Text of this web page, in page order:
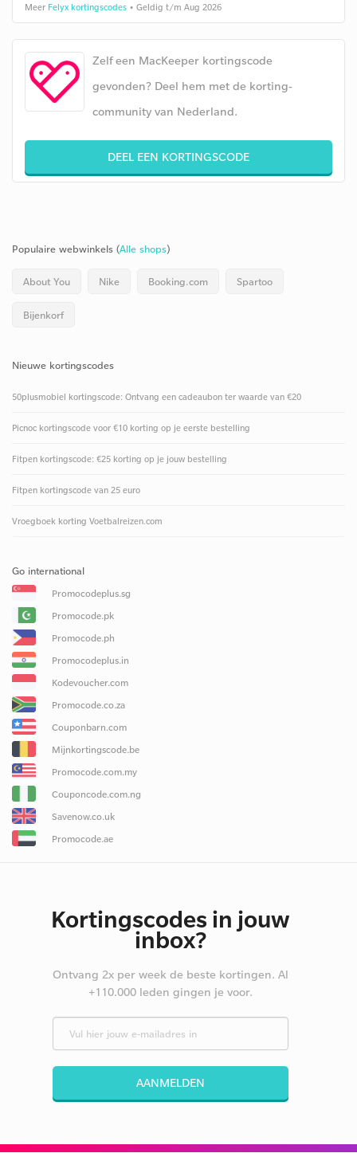
Meer Felyx kortingscodes • Geldig t/m Aug 2026
Zelf een MacKeeper kortingscode
gevonden? Deel hem met de korting-
community van Nederland.
DEEL EEN KORTINGSCODE
Populaire webwinkels (Alle shops)
About You Nike Booking.com Spartoo
Bijenkorf
Nieuwe kortingscodes
50plusmobiel kortingscode: Ontvang een cadeaubon ter waarde van €20
Picnoc kortingscode voor €10 korting op je eerste bestelling
Fitpen kortingscode: €25 korting op je jouw bestelling
Fitpen kortingscode van 25 euro
Vroegboek korting Voetbalreizen.com
Go international
Promocodeplus.sg
Promocode.pk
Promocode.ph
Promocodeplus.in
Kodevoucher.com
Promocode.co.za
Couponbarn.com
Mijnkortingscode.be
Promocode.com.my
Couponcode.com.ng
Savenow.co.uk
Promocode.ae
Kortingscodes in jouw
inbox?
Ontvang 2x per week de beste kortingen. Al
+110.000 leden gingen je voor.
AANMELDEN